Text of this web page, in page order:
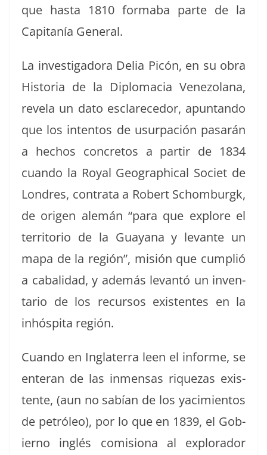
que has­ta 1810 forma­ba parte de la
Cap­i­tanía General.
La inves­ti­gado­ra Delia Picón, en su obra
His­to­ria de la Diplo­ma­cia Vene­zolana,
rev­ela un dato esclare­ce­dor, apun­tan­do
que los inten­tos de usurpación pasarán
a hechos con­cre­tos a par­tir de 1834
cuan­do la Roy­al Geo­graph­i­cal Soci­et de
Lon­dres, con­tra­ta a Robert Schom­burgk,
de ori­gen alemán “para que explore el
ter­ri­to­rio de la Guayana y lev­ante un
mapa de la región”, mis­ión que cumplió
a cabal­i­dad, y además lev­an­tó un inven­
tario de los recur­sos exis­tentes en la
inhóspi­ta región.
Cuan­do en Inglater­ra leen el informe, se
enter­an de las inmen­sas riquezas exis­
tente, (aun no sabían de los yacimien­tos
de petróleo), por lo que en 1839, el Gob­
ier­no inglés comi­siona al explo­rador